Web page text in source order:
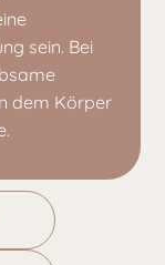
sein. Bei
dem Körper